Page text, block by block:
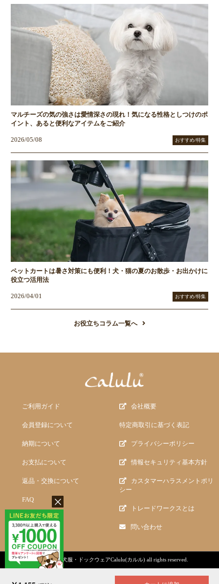
マルチーズの気の強さは愛情深さの現れ！気になる性格としつけのポ
イント、あると便利なアイテムをご紹介
2026/05/08 おすすめ/特集
ペットカートは暑さ対策にも便利！犬・猫の夏のお散歩・お出かけに
役立つ活用法
2026/04/01 おすすめ/特集
お役立ちコラム一覧へ
ご利用ガイド
会員登録について
納期について
お支払について
返品・交換について
FAQ
会社概要
特定商取引に基づく表記
プライバシーポリシー
情報セキュリティ基本方針
カスタマーハラスメントポリ
シー
トレードワークスとは
問い合わせ
copyright (c)犬服・ドックウェアCalulu(カルル) all rights reserved.